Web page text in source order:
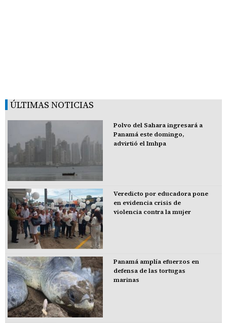
ÚLTIMAS NOTICIAS
Polvo del Sahara ingresará a
Panamá este domingo,
advirtió el Imhpa
Veredicto por educadora pone
en evidencia crisis de
violencia contra la mujer
Panamá amplía efuerzos en
defensa de las tortugas
marinas